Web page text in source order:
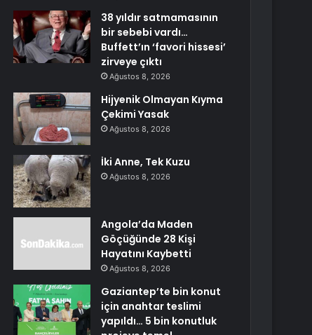
38 yıldır satmamasının
bir sebebi vardı…
Buffett’ın ‘favori hissesi’
zirveye çıktı
Ağustos 8, 2026
Hijyenik Olmayan Kıyma
Çekimi Yasak
Ağustos 8, 2026
İki Anne, Tek Kuzu
Ağustos 8, 2026
Angola’da Maden
Göçüğünde 28 Kişi
Hayatını Kaybetti
Ağustos 8, 2026
Gaziantep’te bin konut
için anahtar teslimi
yapıldı… 5 bin konutluk